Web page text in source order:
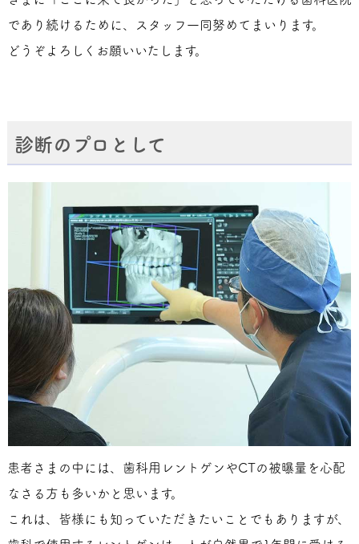
であり続けるために、スタッフ一同努めてまいります。
どうぞよろしくお願いいたします。
診断のプロとして
患者さまの中には、歯科用レントゲンやCTの被曝量を心配
なさる方も多いかと思います。
これは、皆様にも知っていただきたいことでもありますが、